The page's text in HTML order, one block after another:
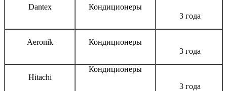
Dantex
Кондиционеры
3 года
Aeronik
Кондиционеры
3 года
Hitachi
Кондиционеры
3 года